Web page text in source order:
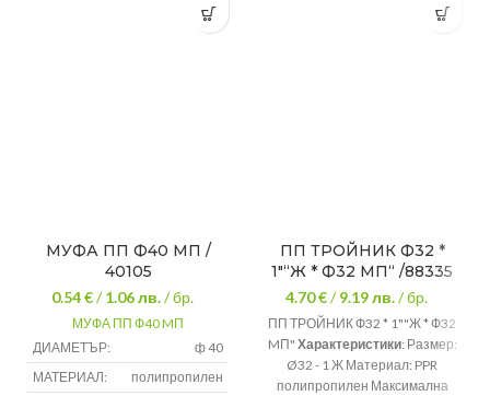
МУФА ПП Ф40 MП /
40105
0.54 €/1.06лв./ бр.
МУФА ПП Ф40 MП
ДИАМЕТЪР:
ф 40
МАТЕРИАЛ:
полипропилен
ПП ТРОЙНИК Ф32 *
1″“Ж * Ф32 MП“ /88335
4.70 €/9.19лв./ бр.
ПП ТРОЙНИК Ф32 * 1""Ж * Ф32
MП" Характеристики: Размер:
Ø32 - 1 Ж Материал: PPR
полипропилен Максимална